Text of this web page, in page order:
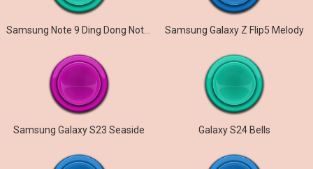
Samsung Note 9 Ding Dong Notification Samsung Galaxy Z Flip5 Melody
Samsung Galaxy S23 Seaside Galaxy S24 Bells